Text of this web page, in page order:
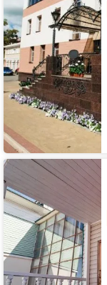
Гостиница
Англитеръ